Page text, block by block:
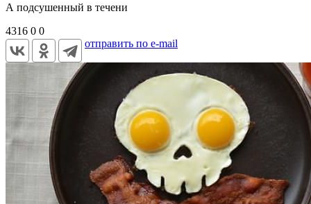
А подсушенный в течени
4316 0 0
отправить по e-mail